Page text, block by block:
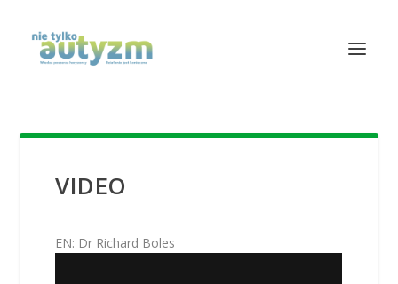
VIDEO
EN: Dr Richard Boles